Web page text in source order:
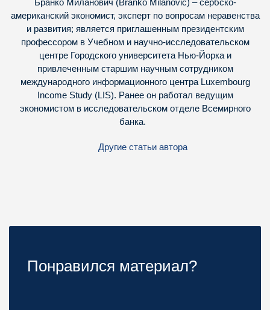
Бранко Миланович (Branko Milanović) – сербско-
американский экономист, эксперт по вопросам неравенства
и развития; является приглашенным президентским
профессором в Учебном и научно-исследовательском
центре Городского университета Нью-Йорка и
привлеченным старшим научным сотрудником
международного информационного центра Luxembourg
Income Study (LIS). Ранее он работал ведущим
экономистом в исследовательском отделе Всемирного
банка.
Другие статьи автора
Понравился материал?